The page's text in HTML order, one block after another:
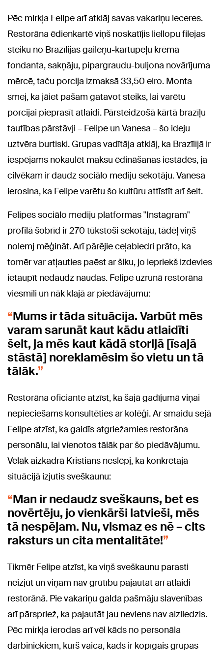
Pēc mirkļa Felipe arī atklāj savas vakariņu ieceres.
Restorāna ēdienkartē viņš noskatījis liellopu filejas
steiku no Brazīlijas gaileņu-kartupeļu krēma
fondanta, sakņāju, pipargraudu-buljona novārījuma
mērcē, taču porcija izmaksā 33,50 eiro. Monta
smej, ka jāiet pašam gatavot steiks, lai varētu
porcijai pieprasīt atlaidi. Pārsteidzošā kārtā brazīļu
tautības pārstāvji – Felipe un Vanesa – šo ideju
uztvēra burtiski. Grupas vadītāja atklāj, ka Brazīlijā ir
iespējams nokaulēt maksu ēdināšanas iestādēs, ja
cilvēkam ir daudz sociālo mediju sekotāju. Vanesa
ierosina, ka Felipe varētu šo kultūru attīstīt arī šeit.
Felipes sociālo mediju platformas "Instagram"
profilā šobrīd ir 270 tūkstoši sekotāju, tādēļ viņš
nolemj mēģināt. Arī pārējie ceļabiedri prāto, ka
tomēr var atļauties paēst ar šiku, jo iepriekš izdevies
ietaupīt nedaudz naudas. Felipe uzrunā restorāna
viesmīli un nāk klajā ar piedāvājumu:
Mums ir tāda situācija. Varbūt mēs
varam sarunāt kaut kādu atlaidīti
šeit, ja mēs kaut kādā storijā [īsajā
stāstā] noreklamēsim šo vietu un tā
tālāk.
Restorāna oficiante atzīst, ka šajā gadījumā viņai
nepieciešams konsultēties ar kolēģi. Ar smaidu sejā
Felipe atzīst, ka gaidīs atgriežamies restorāna
personālu, lai vienotos tālāk par šo piedāvājumu.
Vēlāk aizkadrā Kristians neslēpj, ka konkrētajā
situācijā izjutis sveškaunu:
Man ir nedaudz sveškauns, bet es
novērtēju, jo vienkārši latvieši, mēs
tā nespējam. Nu, vismaz es nē – cits
raksturs un cita mentalitāte!
Tikmēr Felipe atzīst, ka viņš sveškaunu parasti
neizjūt un viņam nav grūtību pajautāt arī atlaidi
restorānā. Pie vakariņu galda pašmāju slavenības
arī pārspriež, ka pajautāt jau neviens nav aizliedzis.
Pēc mirkļa ierodas arī vēl kāds no personāla
darbiniekiem, kurš vaicā, kāds ir kopīgais grupas